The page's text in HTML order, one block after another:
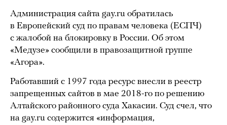
Администрация сайта gay.ru обратилась
в Европейский суд по правам человека (ЕСПЧ)
с жалобой на блокировку в России. Об этом
«Медузе» сообщили в правозащитной группе
«Агора».
Работавший с 1997 года ресурс внесли в реестр
запрещенных сайтов в мае 2018-го по решению
Алтайского районного суда Хакасии. Суд счел, что
на gay.ru содержится «информация,